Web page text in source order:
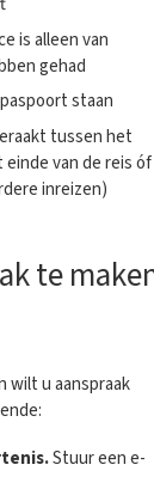
is alleen van
gehad
staan
tussen het
van de reis óf
inreizen)
te
wilt u aanspraak
.Stuur een e-